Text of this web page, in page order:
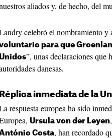
aliados y, de hecho, del
celebró el nombramiento y
para que
”, unas declaraciones que
danesas.
Réplica inmediata de la
respuesta europea ha sido
Ursula von der Leyen
Costa, han recordado